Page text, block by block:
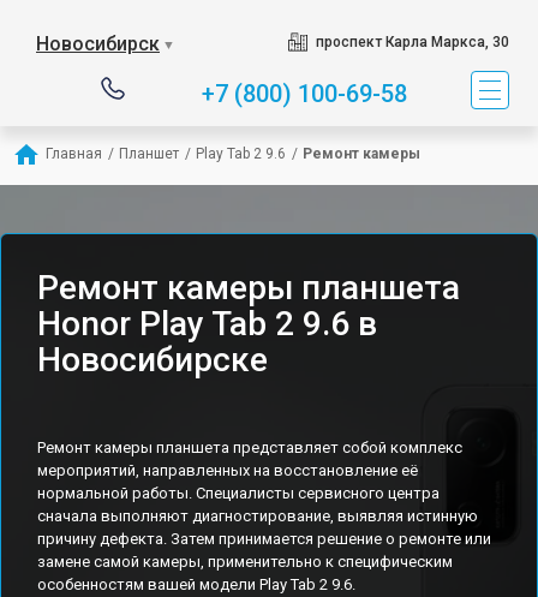
Новосибирск ▼ проспект Карла Маркса, 30
+7 (800) 100-69-58
Главная / Планшет / Play Tab 2 9.6 / Ремонт камеры
Ремонт камеры планшета
Honor Play Tab 2 9.6 в
Новосибирске
Ремонт камеры планшета представляет собой комплекс
мероприятий, направленных на восстановление её
нормальной работы. Специалисты сервисного центра
сначала выполняют диагностирование, выявляя истинную
причину дефекта. Затем принимается решение о ремонте или
замене самой камеры, применительно к специфическим
особенностям вашей модели Play Tab 2 9.6.